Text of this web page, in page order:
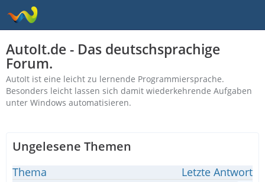
AutoIt.de - Das deutschsprachige
Forum.
AutoIt ist eine leicht zu lernende Programmiersprache.
Besonders leicht lassen sich damit wiederkehrende Aufgaben
unter Windows automatisieren.
Ungelesene Themen
Thema Letzte Antwort